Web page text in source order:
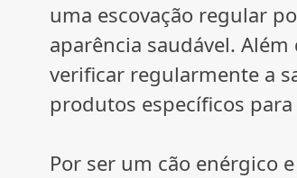
uma escovação regular
aparência saudável.
verificar regularmente a
produtos específicos para
Por ser um cão enérgico